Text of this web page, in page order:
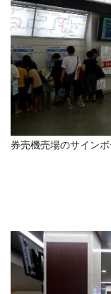
券売機売場のサイン